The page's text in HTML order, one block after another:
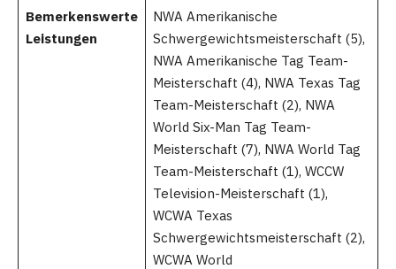
Bemerkenswerte
Leistungen
NWA Amerikanische
Schwergewichtsmeisterschaft (5),
NWA Amerikanische Tag Team-
Meisterschaft (4), NWA Texas Tag
Team-Meisterschaft (2), NWA
World Six-Man Tag Team-
Meisterschaft (7), NWA World Tag
Team-Meisterschaft (1), WCCW
Television-Meisterschaft (1),
WCWA Texas
Schwergewichtsmeisterschaft (2),
WCWA World